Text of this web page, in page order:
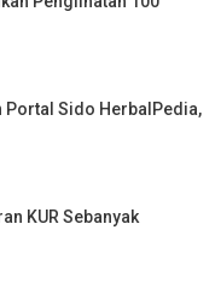
Portal Sido HerbalPedia,
KUR Sebanyak